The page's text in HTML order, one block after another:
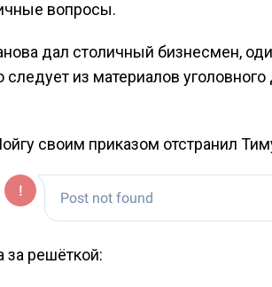
вопросы.
дал столичный бизнесмен,
следует из материалов
своим приказом отстранил
решёткой: